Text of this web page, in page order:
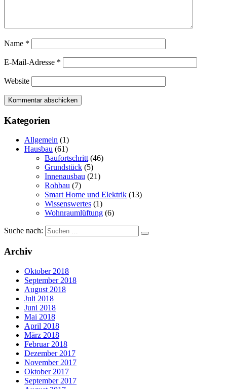
Name *
E-Mail-Adresse *
Website
Kategorien
Allgemein (1)
Hausbau (61)
Baufortschritt (46)
Grundstück (5)
Innenausbau (21)
Rohbau (7)
Smart Home und Elektrik (13)
Wissenswertes (1)
Wohnraumlüftung (6)
Suche nach:
Archiv
Oktober 2018
September 2018
August 2018
Juli 2018
Juni 2018
Mai 2018
April 2018
März 2018
Februar 2018
Dezember 2017
November 2017
Oktober 2017
September 2017